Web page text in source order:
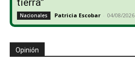
tierra”
Nacionales Patricia Escobar - 04/08/2026
Opinión